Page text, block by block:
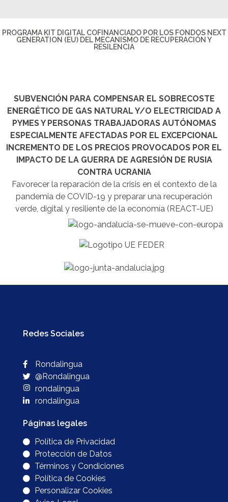
PROGRAMA KIT DIGITAL COFINANCIADO POR LOS FONDOS NEXT
GENERATION (EU) DEL MECANISMO DE RECUPERACIÓN Y
RESILENCIA
SUBVENCIÓN PARA COMPENSAR EL SOBRECOSTE
ENERGÉTICO DE GAS NATURAL Y/O ELECTRICIDAD A
PYMES Y PERSONAS TRABAJADORAS AUTÓNOMAS
ESPECIALMENTE AFECTADAS POR EL EXCEPCIONAL
INCREMENTO DE LOS PRECIOS PROVOCADOS POR EL
IMPACTO DE LA GUERRA DE AGRESIÓN DE RUSIA
CONTRA UCRANIA
Favorecer la reparación de la crisis en el contexto de la
pandemia de COVID-19 y preparar una recuperación
verde, digital y resiliente de la economía (REACT-UE)
Redes Sociales
Rondalingua
@Rondalingua
rondalingua
rondalingua
Páginas legales
Política de Privacidad
Protección de Datos
Términos y Condiciones
Política de Cookies
Personalizar Cookies